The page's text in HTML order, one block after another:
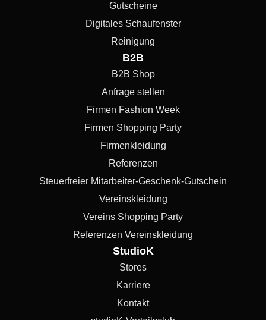
Gutscheine
Digitales Schaufenster
Reinigung
B2B
B2B Shop
Anfrage stellen
Firmen Fashion Week
Firmen Shopping Party
Firmenkleidung
Referenzen
Steuerfreier Mitarbeiter-Geschenk-Gutschein
Vereinskleidung
Vereins Shopping Party
Referenzen Vereinskleidung
StudioK
Stores
Karriere
Kontakt